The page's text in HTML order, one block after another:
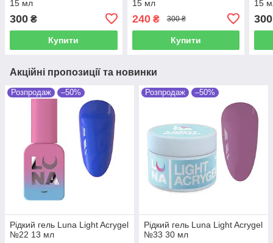
15 мл
300 ₴
Купити
15 мл
240₴ 300 ₴
Купити
15
300
Акційні пропозиції та новинки
Розпродаж –50%
Рідкий гель Luna Light Acrygel
№22 13 мл
Розпродаж –50%
Рідкий гель Luna Light Acrygel
№33 30 мл